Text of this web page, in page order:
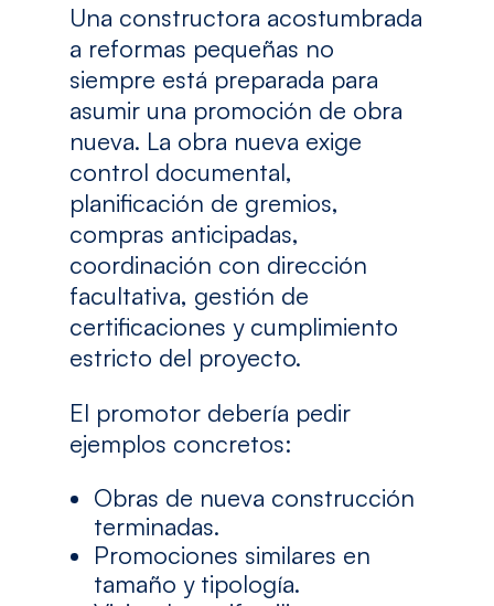
Una constructora acostumbrada
a reformas pequeñas no
siempre está preparada para
asumir una promoción de obra
nueva. La obra nueva exige
control documental,
planificación de gremios,
compras anticipadas,
coordinación con dirección
facultativa, gestión de
certificaciones y cumplimiento
estricto del proyecto.
El promotor debería pedir
ejemplos concretos:
Obras de nueva construcción
terminadas.
Promociones similares en
tamaño y tipología.